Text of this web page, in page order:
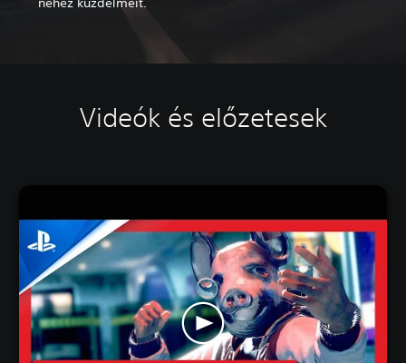
Videók és előzetesek